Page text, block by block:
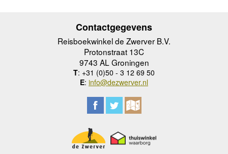
Contactgegevens
Reisboekwinkel de Zwerver B.V.
Protonstraat 13C
9743 AL Groningen
T: +31 (0)50 - 3 12 69 50
E: info@dezwerver.nl